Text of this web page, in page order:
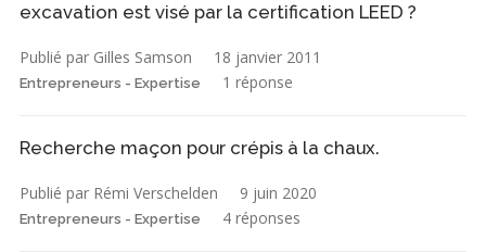
excavation est visé par la certification LEED ?
Publié par Gilles Samson 18 janvier 2011
Entrepreneurs - Expertise 1 réponse
Recherche maçon pour crépis à la chaux.
Publié par Rémi Verschelden 9 juin 2020
Entrepreneurs - Expertise 4 réponses